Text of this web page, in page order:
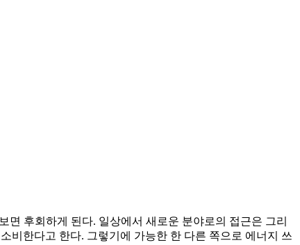
후회하게 된다. 일상에서 새로운 분야로의 접근은 그리
비한다고 한다. 그렇기에 가능한 한 다른 쪽으로 에너지 쓰